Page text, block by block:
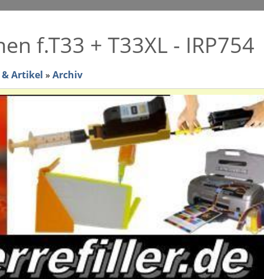
f.T33 + T33XL - IRP754
& Artikel » Archiv